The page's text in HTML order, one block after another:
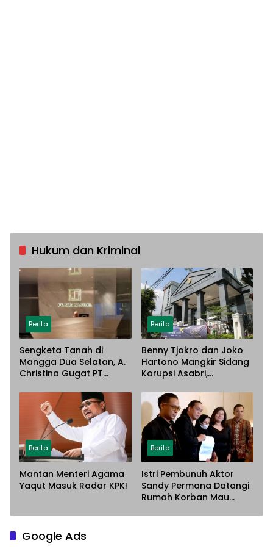
Hukum dan Kriminal
Berita
Sengketa Tanah di
Mangga Dua Selatan, A.
Christina Gugat PT
Dugaan Penyerobotan
Lahan
Berita
Benny Tjokro dan Joko
Hartono Mangkir Sidang
Korupsi Asabri,
Paksa
Berita
Mantan Menteri Agama
Yaqut Masuk Radar KPK!
Berita
Istri Pembunuh Aktor
Sandy Permana Datangi
Rumah Korban Mau
Google Ads